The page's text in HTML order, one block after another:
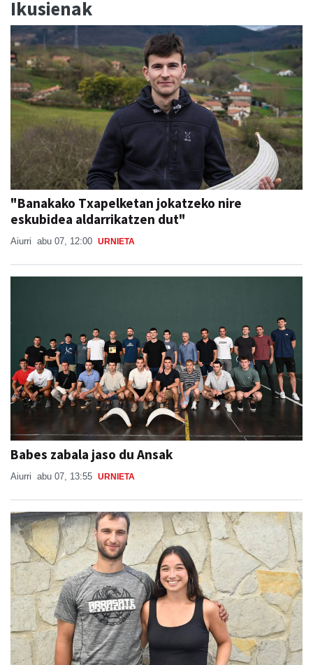
"Banakako Txapelketan jokatzeko nire
eskubidea aldarrikatzen dut"
Aiurri abu 07, 12:00 URNIETA
Babes zabala jaso du Ansak
"Auzotarrek oso ondo erantzuten dute, beti